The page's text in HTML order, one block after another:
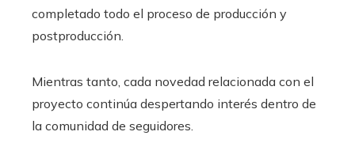
completado todo el proceso de producción y
postproducción.
Mientras tanto, cada novedad relacionada con el
proyecto continúa despertando interés dentro de
la comunidad de seguidores.